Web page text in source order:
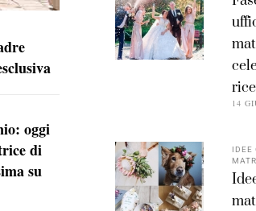
oggi
di
su
14
IDEE